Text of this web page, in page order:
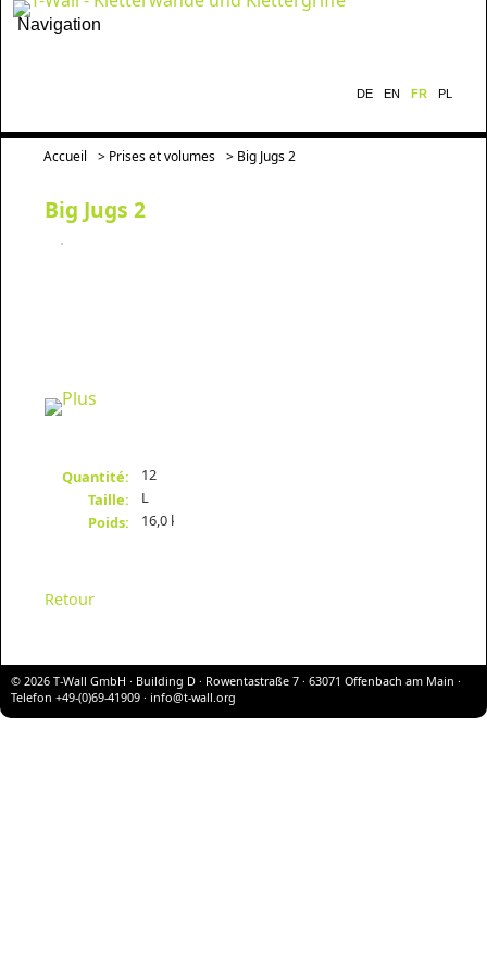
Navigation
DE EN FR PL
Accueil > Prises et volumes > Big Jugs 2
Big Jugs 2
Quantité:
12
Taille:
L
Poids:
16,0 kg
Retour
© 2026 T-Wall GmbH · Building D · Rowentastraße 7 · 63071 Offenbach am Main ·
Telefon +49-(0)69-41909 · info@t-wall.org